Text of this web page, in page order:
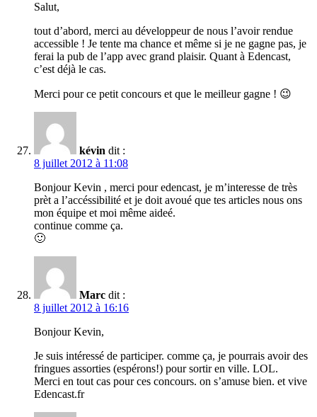
Salut,
tout d’abord, merci au développeur de nous l’avoir rendue
accessible ! Je tente ma chance et même si je ne gagne pas, je
ferai la pub de l’app avec grand plaisir. Quant à Edencast,
c’est déjà le cas.
Merci pour ce petit concours et que le meilleur gagne ! 😉
kévin dit :
8 juillet 2012 à 11:08
Bonjour Kevin , merci pour edencast, je m’interesse de très
prèt a l’accéssibilité et je doit avoué que tes articles nous ons
mon équipe et moi même aideé.
continue comme ça.
🙂
Marc dit :
8 juillet 2012 à 16:16
Bonjour Kevin,
Je suis intéressé de participer. comme ça, je pourrais avoir des
fringues assorties (espérons!) pour sortir en ville. LOL.
Merci en tout cas pour ces concours. on s’amuse bien. et vive
Edencast.fr